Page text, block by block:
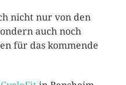
nicht nur von den
auch noch
für das kommende